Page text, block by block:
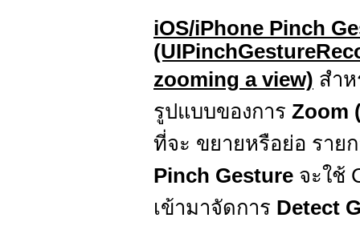
iOS/iPhone Pinch
zooming a view) สำ
รูปแบบของการ Zoom
ที่จะ ขยายหรือย่อ ราย
Pinch Gesture จะใช้
เข้ามาจัดการ Detect